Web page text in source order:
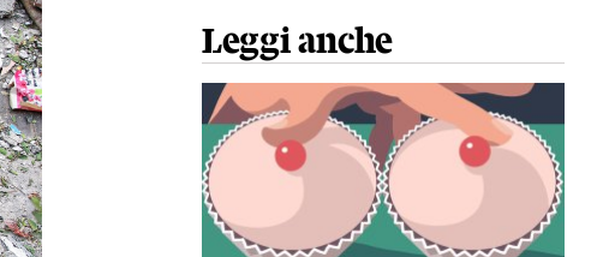
Leggi anche